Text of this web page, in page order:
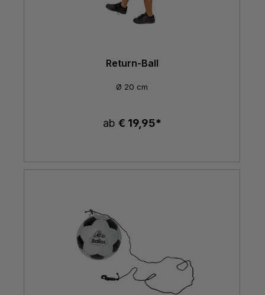
Return-Ball
Ø 20 cm
ab € 19,95*